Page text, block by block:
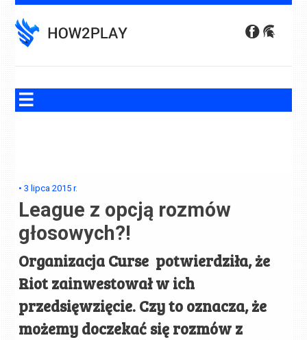
to
content
•3 lipca 2015 r.
League z opcją rozmów
głosowych?!
Organizacja Curse potwierdziła, że
Riot zainwestował w ich
przedsięwzięcie. Czy to oznacza, że
możemy doczekać się rozmów z